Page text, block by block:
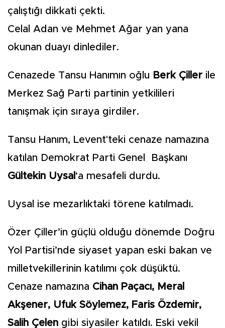
çalıştığı dikkati çekti.
Celal Adan ve Mehmet Ağar yan yana
okunan duayı dinlediler.
Cenazede Tansu Hanımın oğlu Berk Çiller ile
Merkez Sağ Parti partinin yetkilileri
tanışmak için sıraya girdiler.
Tansu Hanım, Levent'teki cenaze namazına
katılan Demokrat Parti Genel Başkanı
Gültekin Uysal ‘a mesafeli durdu.
Uysal ise mezarlıktaki törene katılmadı.
Özer Çiller’in güçlü olduğu dönemde Doğru
Yol Partisi’nde siyaset yapan eski bakan ve
milletvekillerinin katılımı çok düşüktü.
Cenaze namazına Cihan Paçacı, Meral
Akşener, Ufuk Söylemez, Faris Özdemir,
Salih Çelen gibi siyasiler katıldı. Eski vekil